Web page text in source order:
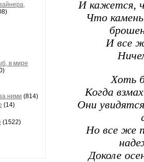
в мире
ними (814)
(14)
(1522)
И кажется,
Что
И все
Хоть
Когда
Они
Но все же
Доколе